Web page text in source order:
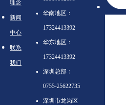
理念
新闻
中心
联系
我们
华南地区：
17324413392
华东地区：
17324413392
深圳总部：
0755-25622735
深圳市龙岗区